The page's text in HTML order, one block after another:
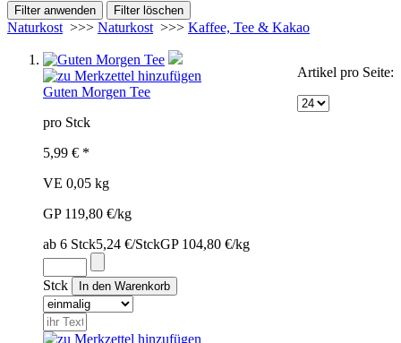
Naturkost >>> Naturkost >>> Kaffee, Tee & Kakao
Artikel pro Seite:
Guten Morgen Tee
pro Stck
5,99 € *
VE 0,05 kg
GP 119,80 €/kg
ab 6 Stck5,24 €/StckGP 104,80 €/kg
Stck